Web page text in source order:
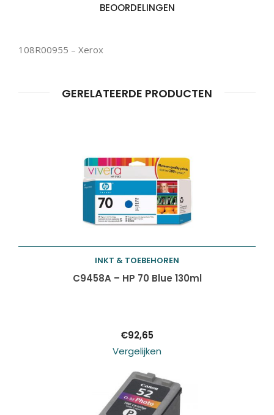
BEOORDELINGEN
108R00955 – Xerox
GERELATEERDE PRODUCTEN
Toevoegen aan
INKT & TOEBEHOREN
C9458A – HP 70 Blue 130ml
€92,65
Vergelijken